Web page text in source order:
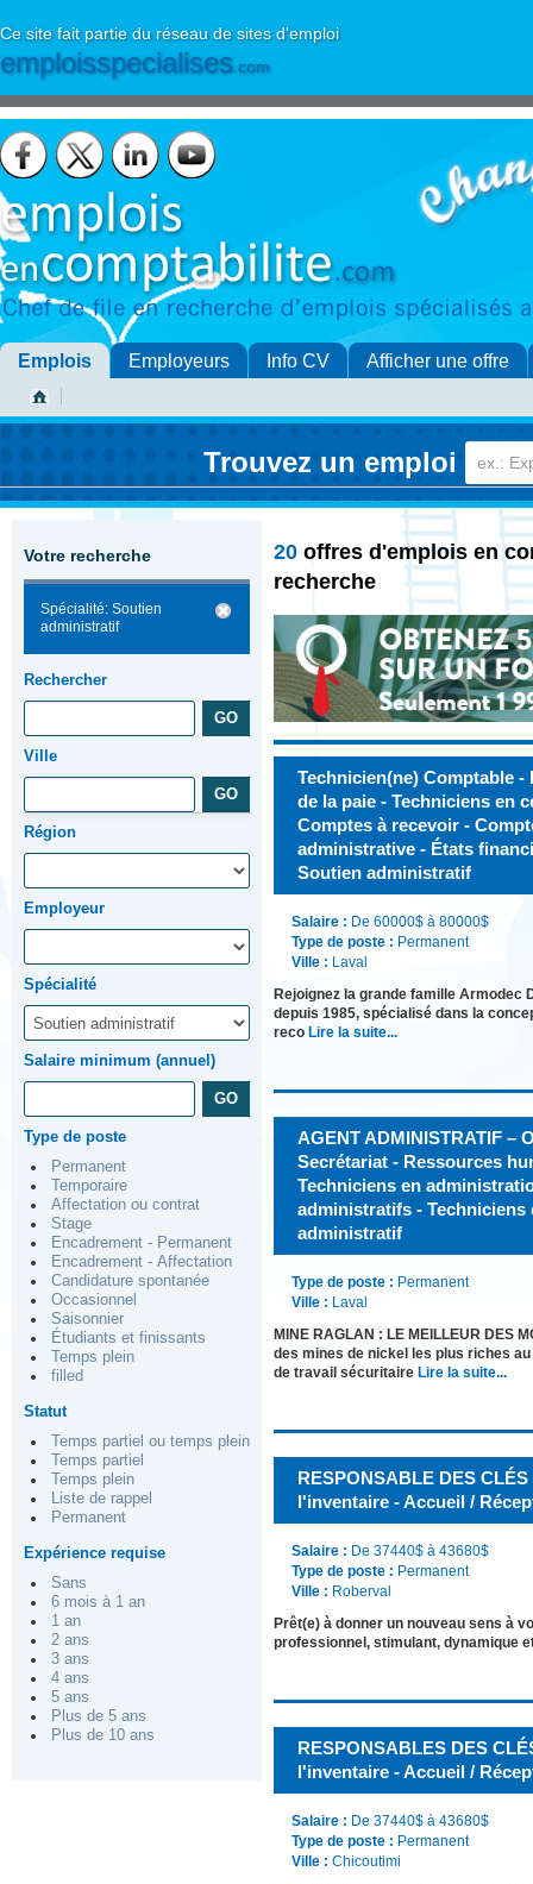
Ce site fait partie du réseau de sites d'emploi
emploisspecialises.com
Emplois Employeurs Info CV Afficher une offre
Trouvez un emploi
Votre recherche
Spécialité: Soutien
administratif
Rechercher
Ville
Région
Employeur
Spécialité
Salaire minimum (annuel)
Type de poste
Permanent
Temporaire
Affectation ou contrat
Stage
Encadrement - Permanent
Encadrement - Affectation
Candidature spontanée
Occasionnel
Saisonnier
Étudiants et finissants
Temps plein
filled
Statut
Temps partiel ou temps plein
Temps partiel
Temps plein
Liste de rappel
Permanent
Expérience requise
Sans
6 mois à 1 an
1 an
2 ans
3 ans
4 ans
5 ans
Plus de 5 ans
Plus de 10 ans
20 offres d'emplois en
recherche
Technicien(ne) Comptable
de la paie - Techniciens en
Comptes à recevoir -
administrative - États
Soutien administratif
Salaire : De 60000$ à 80000$
Type de poste : Permanent
Ville : Laval
Rejoignez la grande famille Armodec
depuis 1985, spécialisé dans la
reco Lire la suite...
AGENT ADMINISTRATIF –
Secrétariat - Ressources
Techniciens en
administratifs - Techniciens
administratif
Type de poste : Permanent
Ville : Laval
MINE RAGLAN : LE MEILLEUR DES
des mines de nickel les plus riches
de travail sécuritaire Lire la suite...
RESPONSABLE DES
l'inventaire - Accueil /
Salaire : De 37440$ à 43680$
Type de poste : Permanent
Ville : Roberval
Prêt(e) à donner un nouveau sens à
professionnel, stimulant, dynamique
RESPONSABLES DES
l'inventaire - Accueil /
Salaire : De 37440$ à 43680$
Type de poste : Permanent
Ville : Chicoutimi